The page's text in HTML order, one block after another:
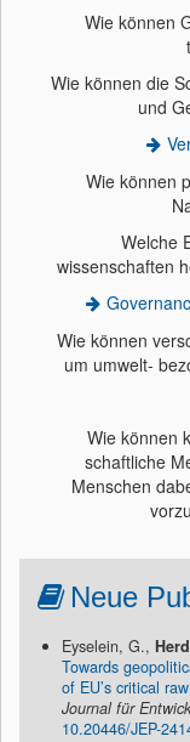
Wie können
Wie können die
und
Wie können
Welche
wissenschaften
Wie können
um umwelt-
Wie können
schaftliche
Menschen
Neue
Eyselein, G.,
Towards
of EU’s critical
Journal für
10.20446/JEP-